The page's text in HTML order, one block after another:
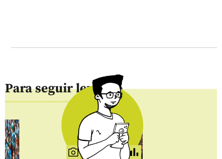
Para seguir leyendo